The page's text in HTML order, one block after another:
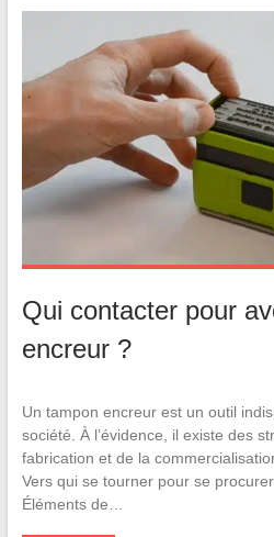
Qui contacter pour
encreur ?
Un tampon encreur est un outil
société. À l’évidence, il existe des
fabrication et de la
Vers qui se tourner pour se
Éléments de…